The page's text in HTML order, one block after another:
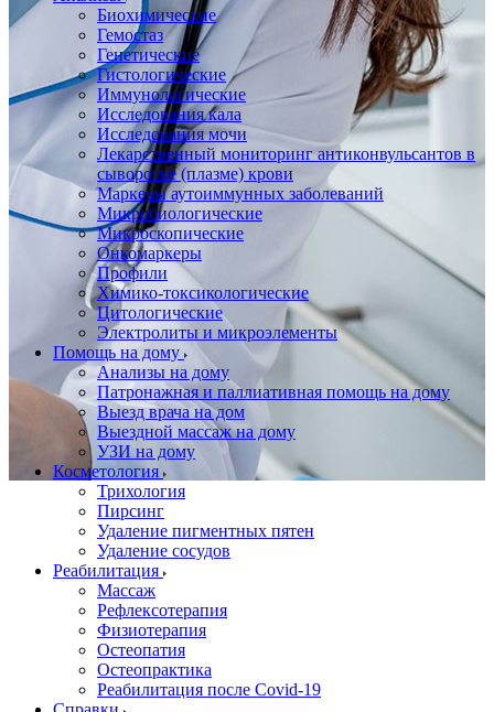
Биохимические
Гемостаз
Генетические
Гистологические
Иммунологические
Исследования кала
Исследования мочи
Лекарственный мониторинг антиконвульсантов в
сыворотке (плазме) крови
Маркеры аутоиммунных заболеваний
Микробиологические
Микроскопические
Онкомаркеры
Профили
Химико-токсикологические
Цитологические
Электролиты и микроэлементы
Помощь на дому
Анализы на дому
Патронажная и паллиативная помощь на дому
Выезд врача на дом
Выездной массаж на дому
УЗИ на дому
Косметология
Трихология
Пирсинг
Удаление пигментных пятен
Удаление сосудов
Реабилитация
Массаж
Рефлексотерапия
Физиотерапия
Остеопатия
Остеопрактика
Реабилитация после Covid-19